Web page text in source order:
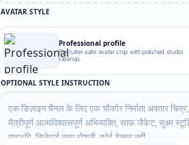
AVATAR STYLE
Professional profile
Recruiter-safe avatar crop with polished studio
cleanup.
OPTIONAL STYLE INSTRUCTION